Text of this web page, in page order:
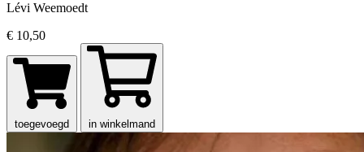
Lévi Weemoedt
€ 10,50
toegevoegd in winkelmand